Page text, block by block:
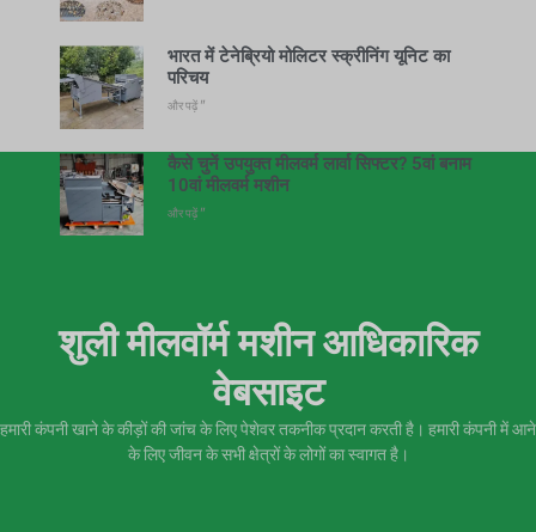
भारत में टेनेब्रियो मोलिटर स्क्रीनिंग यूनिट का
परिचय
और पढ़ें "
कैसे चुनें उपयुक्त मीलवर्म लार्वा सिफ्टर? 5वां बनाम
10वां मीलवर्म मशीन
और पढ़ें "
शुली मीलवॉर्म मशीन आधिकारिक
वेबसाइट
हमारी कंपनी खाने के कीड़ों की जांच के लिए पेशेवर तकनीक प्रदान करती है। हमारी कंपनी में आने
के लिए जीवन के सभी क्षेत्रों के लोगों का स्वागत है।